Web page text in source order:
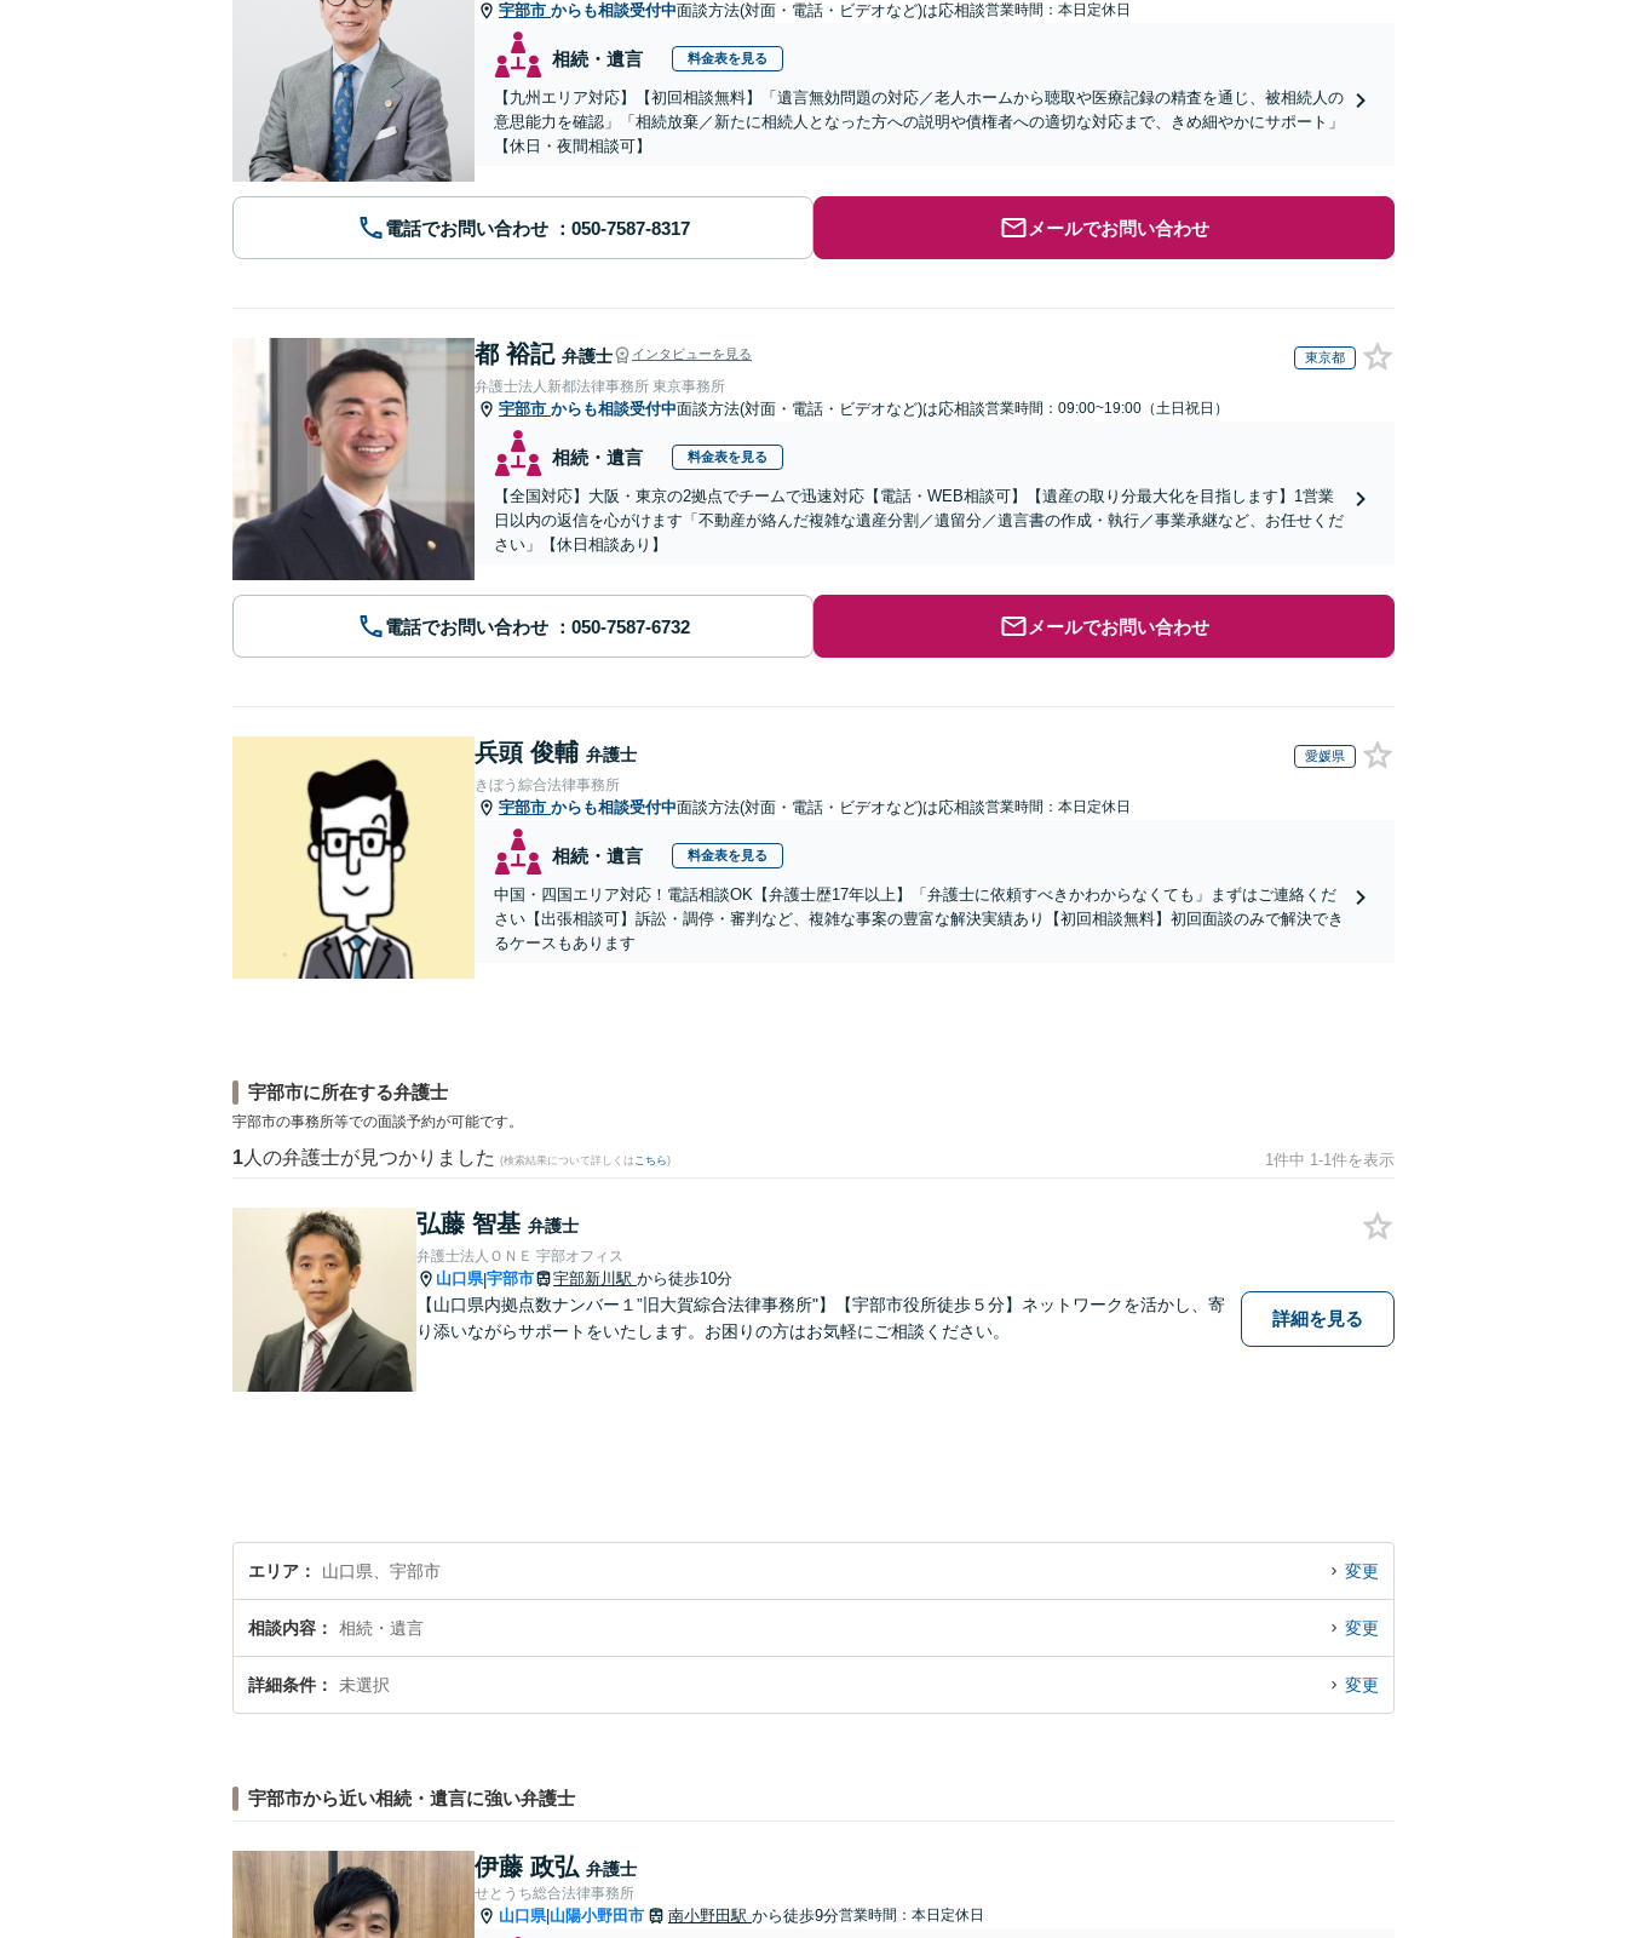
宇部市 からも相談受付中面談方法(対面・電話・ビデオなど)は応相談営業時間：本日定休日
相続・遺言 料金表を見る
【九州エリア対応】【初回相談無料】「遺言無効問題の対応／老人ホームから聴取や医療記録の精査を通じ、被相続人の
意思能力を確認」「相続放棄／新たに相続人となった方への説明や債権者への適切な対応まで、きめ細やかにサポート」
【休日・夜間相談可】
電話でお問い合わせ メールでお問い合わせ
都 裕記 弁護士 インタビューを見る 東京都
弁護士法人新都法律事務所 東京事務所
宇部市 からも相談受付中面談方法(対面・電話・ビデオなど)は応相談営業時間：09:00~19:00（土日祝日）
相続・遺言 料金表を見る
【全国対応】大阪・東京の2拠点でチームで迅速対応【電話・WEB相談可】【遺産の取り分最大化を目指します】1営業
日以内の返信を心がけます「不動産が絡んだ複雑な遺産分割／遺留分／遺言書の作成・執行／事業承継など、お任せくだ
さい」【休日相談あり】
電話でお問い合わせ メールでお問い合わせ
兵頭 俊輔 弁護士 愛媛県
きぼう綜合法律事務所
宇部市 からも相談受付中面談方法(対面・電話・ビデオなど)は応相談営業時間：本日定休日
相続・遺言 料金表を見る
中国・四国エリア対応！電話相談OK【弁護士歴17年以上】「弁護士に依頼すべきかわからなくても」まずはご連絡くだ
さい【出張相談可】訴訟・調停・審判など、複雑な事案の豊富な解決実績あり【初回相談無料】初回面談のみで解決でき
るケースもあります
宇部市に所在する弁護士
宇部市の事務所等での面談予約が可能です。
1 人の弁護士が見つかりました (検索結果について詳しくは こちら) 1件中 1-1件を表示
弘藤 智基 弁護士
弁護士法人ＯＮＥ 宇部オフィス
山口県|宇部市 宇部新川駅 から徒歩10分
【山口県内拠点数ナンバー１”旧大賀綜合法律事務所"】【宇部市役所徒歩５分】ネットワークを活かし、寄
り添いながらサポートをいたします。お困りの方はお気軽にご相談ください。
詳細を見る
エリア 山口県、宇部市 変更
相談内容 相続・遺言 変更
詳細条件 未選択 変更
宇部市から近い相続・遺言に強い弁護士
伊藤 政弘 弁護士
せとうち総合法律事務所
山口県| 山陽小野田市 南小野田駅 から徒歩9分営業時間：本日定休日